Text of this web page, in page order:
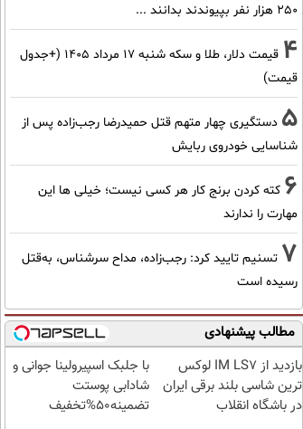
۲۵۰ هزار نفر بپیوندند بدانند ...
4
قیمت دلار، طلا و سکه شنبه ۱۷ مرداد ۱۴۰۵ (+جدول
قیمت)
5 دستگیری چهار متهم قتل حمیدرضا رجب‌زاده پس از
شناسایی خودروی ربایش
6 کته کردن برنج کار هر کسی نیست؛ خیلی ها این
مهارت را ندارند
7 تسنیم تایید کرد: رجب‌زاده، مداح سرشناس، به‌قتل
رسیده است
مطالب پیشنهادی
بازدید از IM LS7 لوکس
ترین شاسی بلند برقی ایران
در باشگاه انقلاب
با جلبک اسپیرولینا جوانی و
شادابی پوستت
تضمینه50%تخفیف